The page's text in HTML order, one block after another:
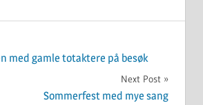
med gamle totaktere på besøk
Next Post
Sommerfest med mye sang